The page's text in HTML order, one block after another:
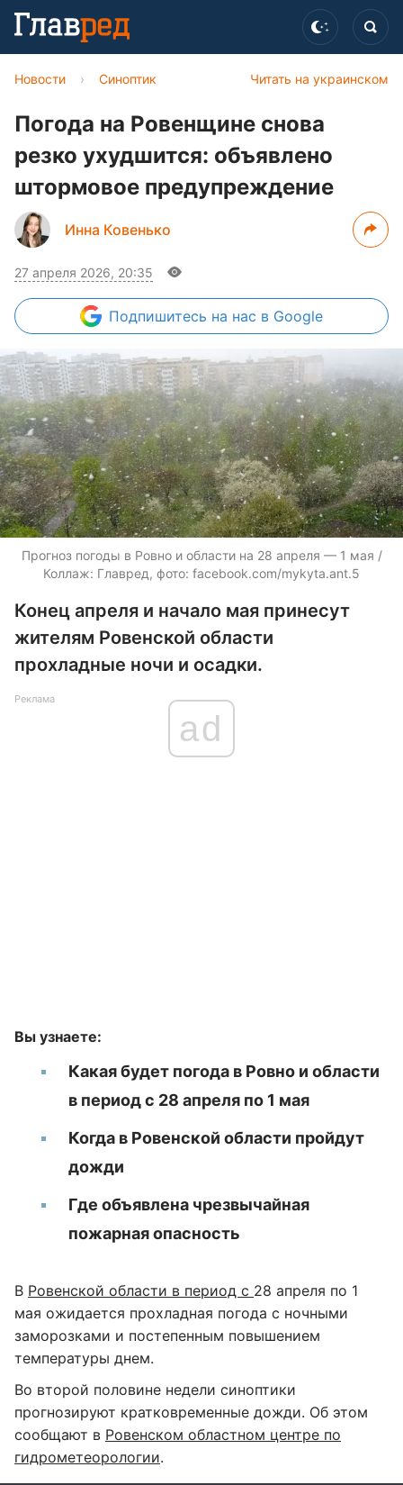
Читать на украинском
Новости › Синоптик
Погода на Ровенщине снова
резко ухудшится: объявлено
штормовое предупреждение
Инна Ковенько
27 апреля 2026, 20:35
Подпишитесь на нас в Google
Прогноз погоды в Ровно и области на 28 апреля — 1 мая /
Коллаж: Главред, фото: facebook.com/mykyta.ant.5
Конец апреля и начало мая принесут
жителям Ровенской области
прохладные ночи и осадки.
Реклама
ad
Вы узнаете:
Какая будет погода в Ровно и области
в период с 28 апреля по 1 мая
Когда в Ровенской области пройдут
дожди
Где объявлена чрезвычайная
пожарная опасность
В Ровенской области в период с 28 апреля по 1
мая ожидается прохладная погода с ночными
заморозками и постепенным повышением
температуры днем.
Во второй половине недели синоптики
прогнозируют кратковременные дожди. Об этом
сообщают в Ровенском областном центре по
гидрометеорологии.